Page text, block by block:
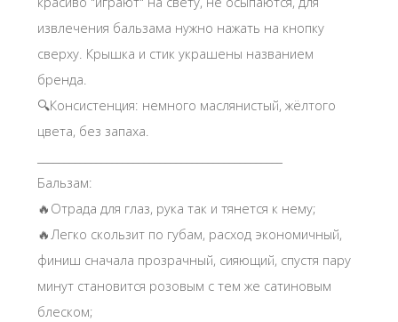
извлечения бальзама нужно нажать на кнопку
сверху. Крышка и стик украшены названием
бренда.
🔍Консистенция: немного маслянистый, жёлтого
цвета, без запаха.
Бальзам:
🔥Отрада для глаз, рука так и тянется к нему;
🔥Легко скользит по губам, расход экономичный,
финиш сначала прозрачный, сияющий, спустя пару
минут становится розовым с тем же сатиновым
блеском;